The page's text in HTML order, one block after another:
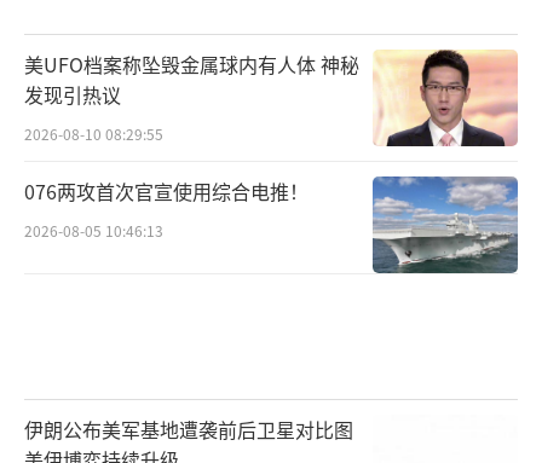
美UFO档案称坠毁金属球内有人体 神秘
发现引热议
2026-08-10 08:29:55
076两攻首次官宣使用综合电推！
2026-08-05 10:46:13
伊朗公布美军基地遭袭前后卫星对比图